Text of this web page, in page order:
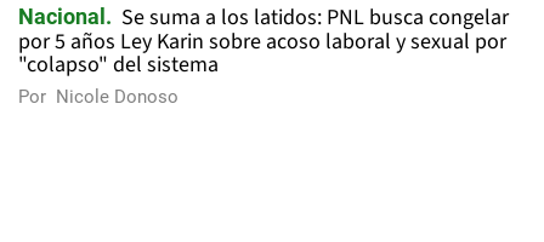
Nacional
Se suma a los latidos: PNL busca congelar
por 5 años Ley Karin sobre acoso laboral y sexual por
"colapso" del sistema
Por Nicole Donoso